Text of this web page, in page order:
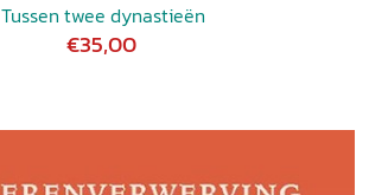
Tussen twee dynastieën
€35,00